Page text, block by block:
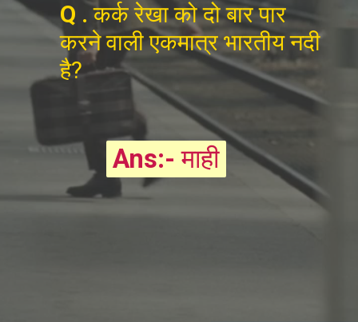
Q .कर्क रेखा को दो बार पार
करने वाली एकमात्र भारतीय नदी
है?
Ans:-माही
Ans:-माही